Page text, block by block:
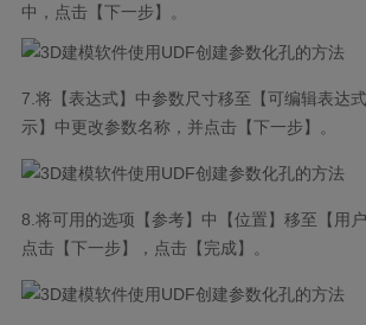
中，点击【下一步】。
7.将【表达式】中参数尺寸移至【可编辑表达
示】中更改参数名称，并点击【下一步】。
8.将可用的选项【参考】中【位置】移至【用
点击【下一步】，点击【完成】。